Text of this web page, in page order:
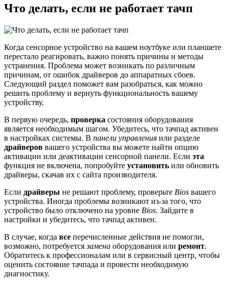
Что делать, если не работает тачп
Когда сенсорное устройство на вашем ноутбуке или планшете
перестало реагировать, важно понять причины и методы
устранения. Проблема может возникать по различным
причинам, от ошибок драйверов до аппаратных сбоев.
Следующий раздел поможет вам разобраться, как можно
решить проблему и вернуть функциональность вашему
устройству.
В первую очередь, проверка состояния оборудования
является необходимым шагом. Убедитесь, что тачпад активен
в настройках системы. В панели управления или разделе
драйверов вашего устройства вы можете найти опцию
активации или деактивации сенсорной панели. Если эта
функция не включена, попробуйте установить или обновить
драйверы, скачав их с сайта производителя.
Если драйверы не решают проблему, проверьте Bios вашего
устройства. Иногда проблемы возникают из-за того, что
устройство было отключено на уровне Bios. Зайдите в
настройки и убедитесь, что тачпад активен.
В случае, когда все перечисленные действия не помогли,
возможно, потребуетсязамена оборудования или ремонт.
Обратитесь к профессионалам или в сервисный центр, чтобы
оценить состояние тачпада и провести необходимую
диагностику.